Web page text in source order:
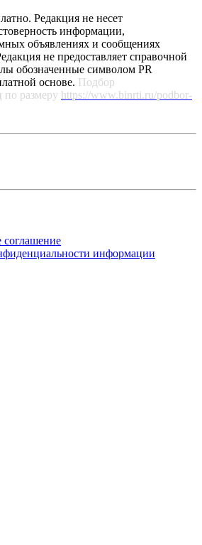
Редакция не несет
информации,
объявлениях и сообщениях
не предоставляет справочной
обозначенные символом PR
основе. Подбор
по размеру https://www.binrti.ru/podbor-
соглашение
информации